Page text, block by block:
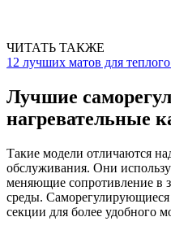
ЧИТАТЬ ТАКЖЕ
12 лучших матов для
Лучшие
нагревательные
Такие модели отличаются
обслуживания. Они
меняющие сопротивление в
среды. Саморегулирующиеся
секции для более удобного